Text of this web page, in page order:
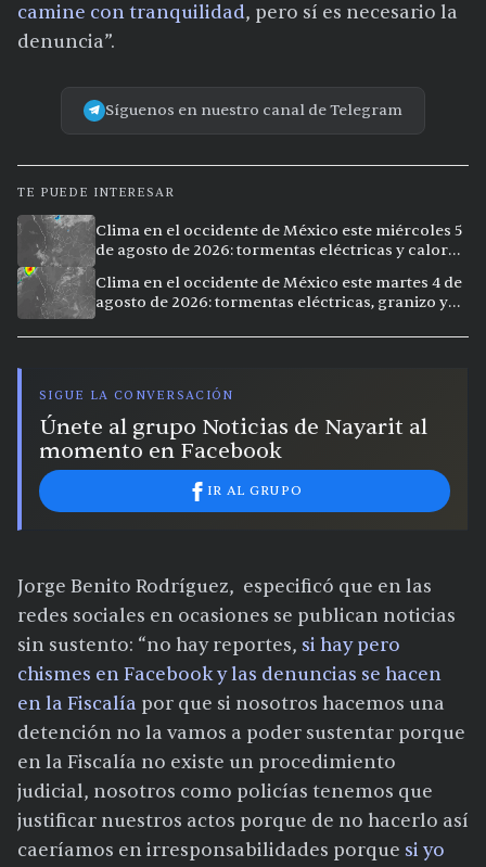
camine con tranquilidad, pero sí es necesario la
denuncia”.
Síguenos en nuestro canal de Telegram
TE PUEDE INTERESAR
Clima en el occidente de México este miércoles 5
de agosto de 2026: tormentas eléctricas y calor
Clima en el occidente de México este martes 4 de
agosto de 2026: tormentas eléctricas, granizo y
SIGUE LA CONVERSACIÓN
Únete al grupo Noticias de Nayarit al
momento en Facebook
IR AL GRUPO
Jorge Benito Rodríguez, especificó que en las
redes sociales en ocasiones se publican noticias
sin sustento: “no hay reportes, si hay pero
chismes en Facebook y las denuncias se hacen
en la Fiscalía por que si nosotros hacemos una
detención no la vamos a poder sustentar porque
en la Fiscalía no existe un procedimiento
judicial, nosotros como policías tenemos que
justificar nuestros actos porque de no hacerlo así
caeríamos en irresponsabilidades porque si yo